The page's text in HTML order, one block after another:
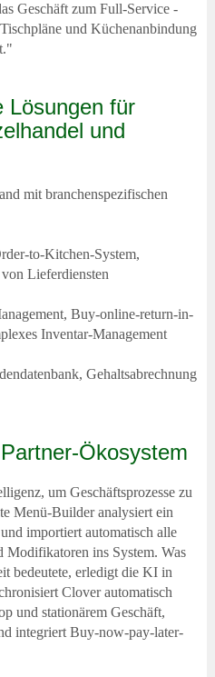
Geschäft zum Full-Service -
und Küchenanbindung
Lösungen für
und
mit branchenspezifischen
to-Kitchen-System,
Lieferdiensten
Buy-online-return-in-
Inventar-Management
Gehaltsabrechnung
Ökosystem
um Geschäftsprozesse zu
Menü-Builder analysiert ein
importiert automatisch alle
Modifikatoren ins System. Was
bedeutete, erledigt die KI in
Clover automatisch
und stationärem Geschäft,
integriert Buy-now-pay-later-